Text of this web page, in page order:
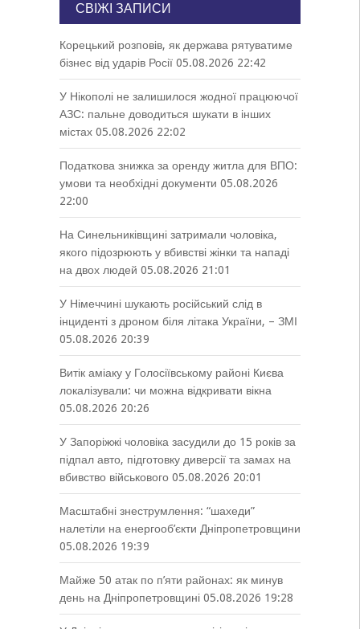
СВІЖІ ЗАПИСИ
Корецький розповів, як держава рятуватиме
бізнес від ударів Росії 05.08.2026 22:42
У Нікополі не залишилося жодної працюючої
АЗС: пальне доводиться шукати в інших
містах 05.08.2026 22:02
Податкова знижка за оренду житла для ВПО:
умови та необхідні документи 05.08.2026
22:00
На Синельниківщині затримали чоловіка,
якого підозрюють у вбивстві жінки та нападі
на двох людей 05.08.2026 21:01
У Німеччині шукають російський слід в
інциденті з дроном біля літака України, – ЗМІ
05.08.2026 20:39
Витік аміаку у Голосіївському районі Києва
локалізували: чи можна відкривати вікна
05.08.2026 20:26
У Запоріжжі чоловіка засудили до 15 років за
підпал авто, підготовку диверсії та замах на
вбивство військового 05.08.2026 20:01
Масштабні знеструмлення: “шахеди”
налетіли на енергооб’єкти Дніпропетровщини
05.08.2026 19:39
Майже 50 атак по п’яти районах: як минув
день на Дніпропетровщині 05.08.2026 19:28